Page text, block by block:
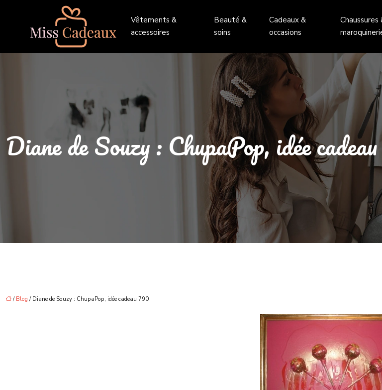
Vêtements &
accessoires
Beauté &
soins
Cadeaux &
occasions
Chaussures
Diane de Souzy : ChupaPop, idée
/ Blog / Diane de Souzy : ChupaPop, idée cadeau 790